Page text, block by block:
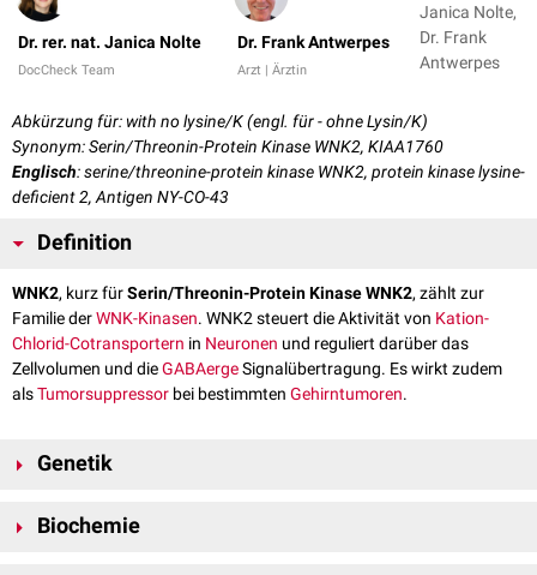
Dr. rer. nat. Janica Nolte
DocCheck Team
Dr. Frank Antwerpes
Arzt | Ärztin
Janica Nolte,
Dr. Frank
Antwerpes
Abkürzung für: with no lysine/K (engl. für - ohne Lysin/K)
Synonym: Serin/Threonin-Protein Kinase WNK2, KIAA1760
Englisch: serine/threonine-protein kinase WNK2, protein kinase lysine-
deficient 2, Antigen NY-CO-43
Definition
WNK2, kurz fürSerin/Threonin-Protein Kinase WNK2, zählt zur
Familie derWNK-Kinasen. WNK2 steuert die Aktivität von Kation-
Chlorid-Cotransportern in Neuronen und reguliert darüber das
Zellvolumen und dieGABAergeSignalübertragung. Es wirkt zudem
alsTumorsuppressor bei bestimmten Gehirntumoren.
Genetik
Biochemie